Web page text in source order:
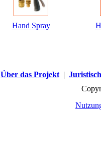
Hand Spray
Úber das Projekt |